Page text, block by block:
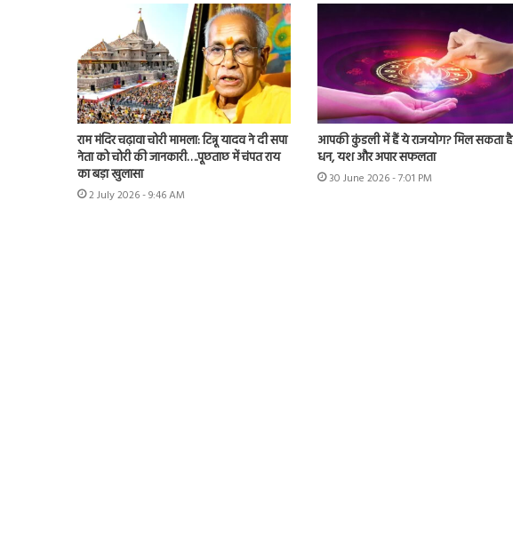
राम मंदिर चढ़ावा चोरी मामला: टिन्नू यादव ने दी सपा
नेता को चोरी की जानकारी….पूछताछ में चंपत राय
का बड़ा खुलासा
2 July 2026 - 9:46 AM
आपकी कुंडली में हैं ये राजयोग? मिल सकता है
धन, यश और अपार सफलता
30 June 2026 - 7:01 PM